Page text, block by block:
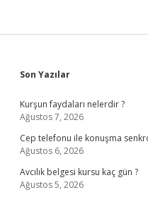
Sidebar
Son Yazılar
Kurşun faydaları nelerdir ?
Ağustos 7, 2026
Cep telefonu ile konuşma
Ağustos 6, 2026
Avcılık belgesi kursu kaç gün ?
Ağustos 5, 2026